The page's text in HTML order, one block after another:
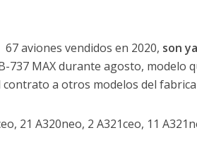
aviones vendidos en 2020, son
737 MAX durante agosto, modelo
contrato a otros modelos del
21 A320neo, 2 A321ceo, 11